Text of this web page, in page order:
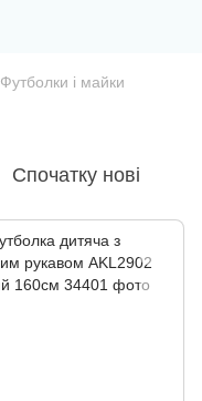
Футболки і майки
Спочатку нові